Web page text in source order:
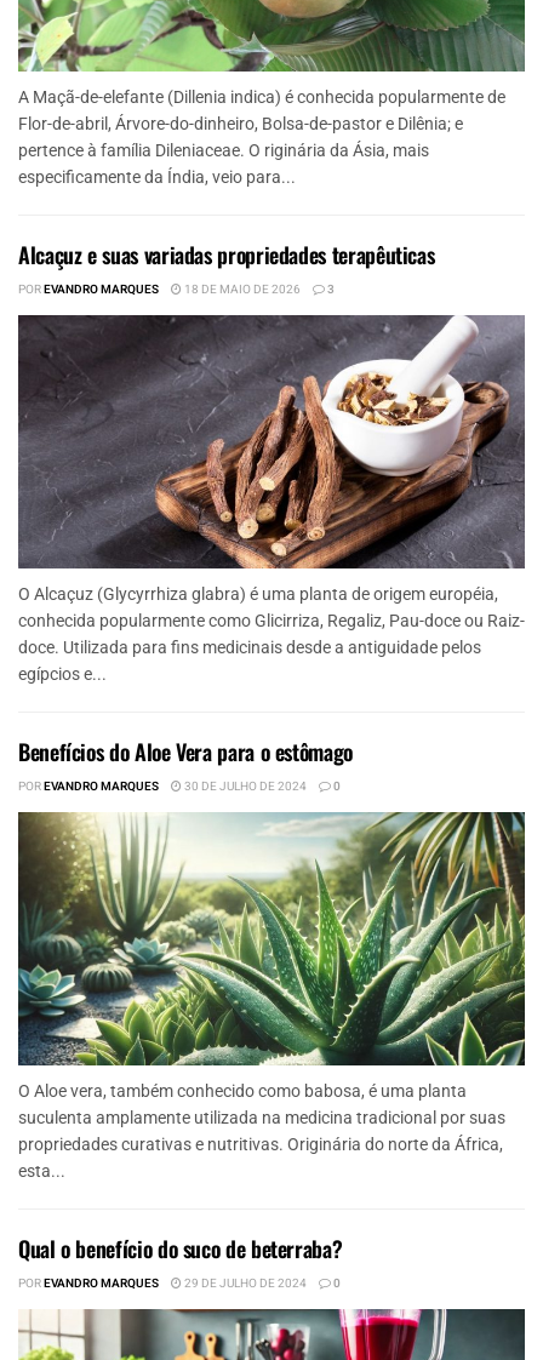
A Maçã-de-elefante (Dillenia indica) é conhecida popularmente de
Flor-de-abril, Árvore-do-dinheiro, Bolsa-de-pastor e Dilênia; e
pertence à família Dileniaceae. O riginária da Ásia, mais
especificamente da Índia, veio para...
Alcaçuz e suas variadas propriedades terapêuticas
POREVANDRO MARQUES 18 DE MAIO DE 2026 3
O Alcaçuz (Glycyrrhiza glabra) é uma planta de origem européia,
conhecida popularmente como Glicirriza, Regaliz, Pau-doce ou Raiz-
doce. Utilizada para fins medicinais desde a antiguidade pelos
egípcios e...
Benefícios do Aloe Vera para o estômago
POREVANDRO MARQUES 30 DE JULHO DE 2024 0
O Aloe vera, também conhecido como babosa, é uma planta
suculenta amplamente utilizada na medicina tradicional por suas
propriedades curativas e nutritivas. Originária do norte da África,
esta...
Qual o benefício do suco de beterraba?
POREVANDRO MARQUES 29 DE JULHO DE 2024 0